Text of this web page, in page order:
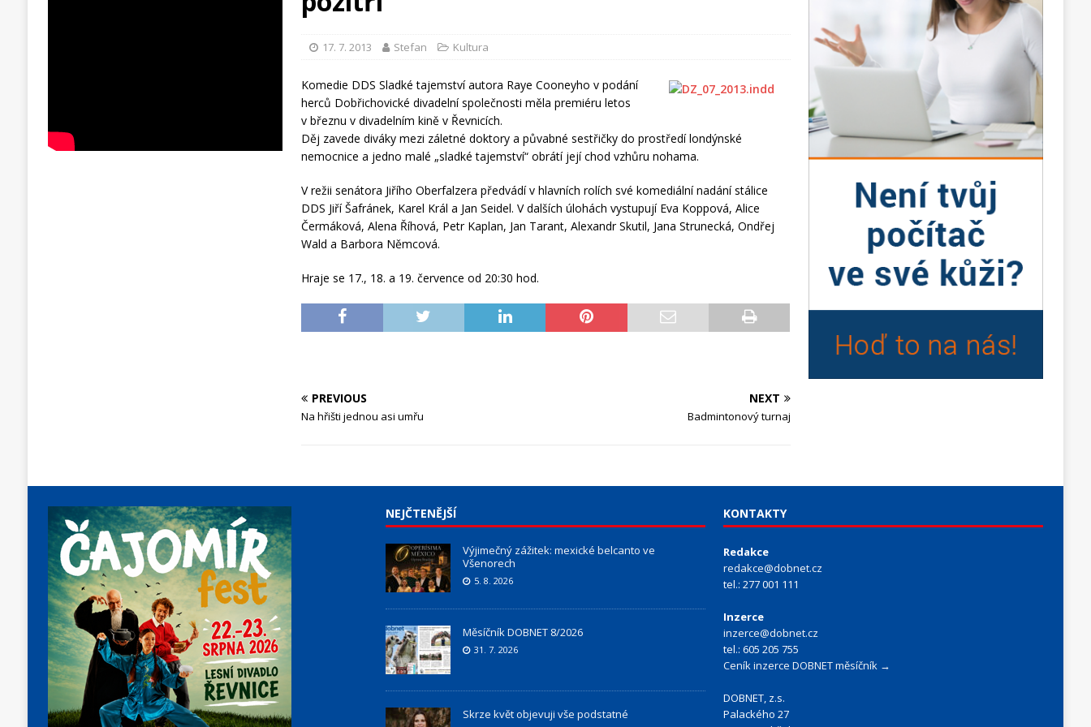
17. 7. 2013 Stefan Kultura
Komedie DDS Sladké tajemství autora Raye Cooneyho v podání
herců Dobřichovické divadelní společnosti měla premiéru letos
v březnu v divadelním kině v Řevnicích.
Děj zavede diváky mezi záletné doktory a půvabné sestřičky do prostředí londýnské
nemocnice a jedno malé „sladké tajemství“ obrátí její chod vzhůru nohama.
V režii senátora Jiřího Oberfalzera předvádí v hlavních rolích své komediální nadání stálice
DDS Jiří Šafránek, Karel Král a Jan Seidel. V dalších úlohách vystupují Eva Koppová, Alice
Čermáková, Alena Říhová, Petr Kaplan, Jan Tarant, Alexandr Skutil, Jana Strunecká, Ondřej
Wald a Barbora Němcová.
Hraje se 17., 18. a 19. července od 20:30 hod.
PREVIOUS
Na hřišti jednou asi umřu
NEXT
Badmintonový turnaj
NEJČTENĚJŠÍ
Výjimečný zážitek: mexické belcanto ve
Všenorech
5. 8. 2026
Měsíčník DOBNET 8/2026
31. 7. 2026
Skrze květ objevuji vše podstatné
KONTAKTY
Redakce
redakce@dobnet.cz
tel.: 277 001 111
Inzerce
inzerce@dobnet.cz
tel.: 605 205 755
Ceník inzerce DOBNET měsíčník →
DOBNET, z.s.
Palackého 27